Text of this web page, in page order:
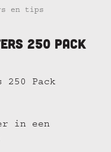
en tips
250 Pack
Pack
in een